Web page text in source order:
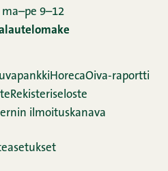
9–12
HorecaOiva-raportti
Rekisteriseloste
ilmoituskanava